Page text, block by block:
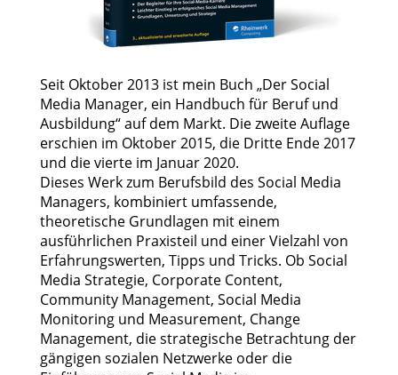
Seit Oktober 2013 ist mein Buch „Der Social
Media Manager, ein Handbuch für Beruf und
Ausbildung“ auf dem Markt. Die zweite Auflage
erschien im Oktober 2015, die Dritte Ende 2017
und die vierte im Januar 2020.
Dieses Werk zum Berufsbild des Social Media
Managers, kombiniert umfassende,
theoretische Grundlagen mit einem
ausführlichen Praxisteil und einer Vielzahl von
Erfahrungswerten, Tipps und Tricks. Ob Social
Media Strategie, Corporate Content,
Community Management, Social Media
Monitoring und Measurement, Change
Management, die strategische Betrachtung der
gängigen sozialen Netzwerke oder die